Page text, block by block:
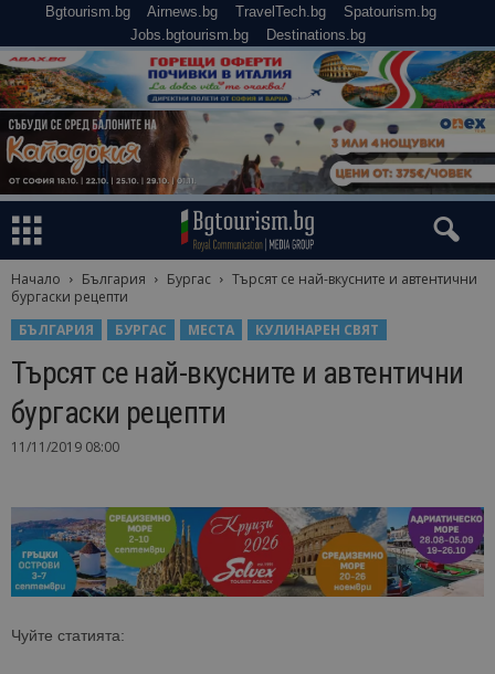
Bgtourism.bg Airnews.bg TravelTech.bg
Spatourism.bg
Jobs.bgtourism.bg
Destinations.bg
Начало България Бургас
Търсят се най-вкусните и автентични
бургаски рецепти
БЪЛГАРИЯ
БУРГАС МЕСТА КУЛИНАРЕН СВЯТ
Търсят се най-вкусните и автентични
бургаски рецепти
11/11/2019 08:00
Чуйте статията: